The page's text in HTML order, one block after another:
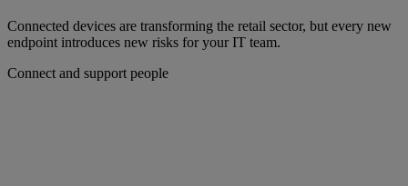
Connected devices are transforming the retail sector, but every new
endpoint introduces new risks for your IT team.
Connect and support people